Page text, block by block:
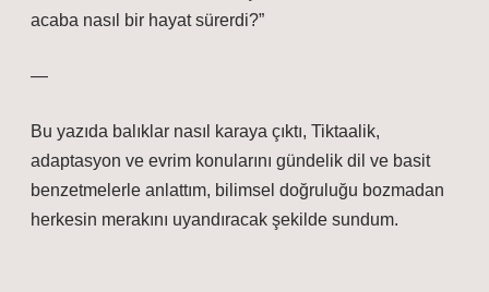
acaba nasıl bir hayat sürerdi?”
—
Bu yazıda balıklar nasıl karaya çıktı, Tiktaalik,
adaptasyon ve evrim konularını gündelik dil ve basit
benzetmelerle anlattım, bilimsel doğruluğu bozmadan
herkesin merakını uyandıracak şekilde sundum.